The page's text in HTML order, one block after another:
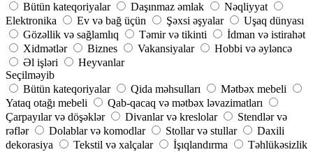
Bütün kateqoriyalar
Daşınmaz əmlak
Nəqliyyat
Elektronika
Ev və bağ üçün Şəxsi əşyalar
Uşaq dünyası
Gözəllik və sağlamlıq
Təmir və tikinti
İdman və istirahət
Xidmətlər
Biznes Vakansiyalar
Hobbi və əyləncə
Əl işləri
Heyvanlar
Seçilməyib
Bütün kateqoriyalar
Qida məhsulları
Mətbəx mebeli
Yataq otağı mebeli
Qab-qacaq və mətbəx ləvazimatları
Çarpayılar və döşəklər
Divanlar və kreslolar
Stendlər və
rəflər
Dolablar və komodlar Stollar və stullar
Daxili
dekorasiya
Tekstil və xalçalar İşıqlandırma
Təhlükəsizlik